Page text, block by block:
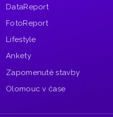
DataReport
FotoReport
Lifestyle
Ankety
Zapomenuté stavby
Olomouc v čase